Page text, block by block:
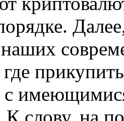
с
К слову, на